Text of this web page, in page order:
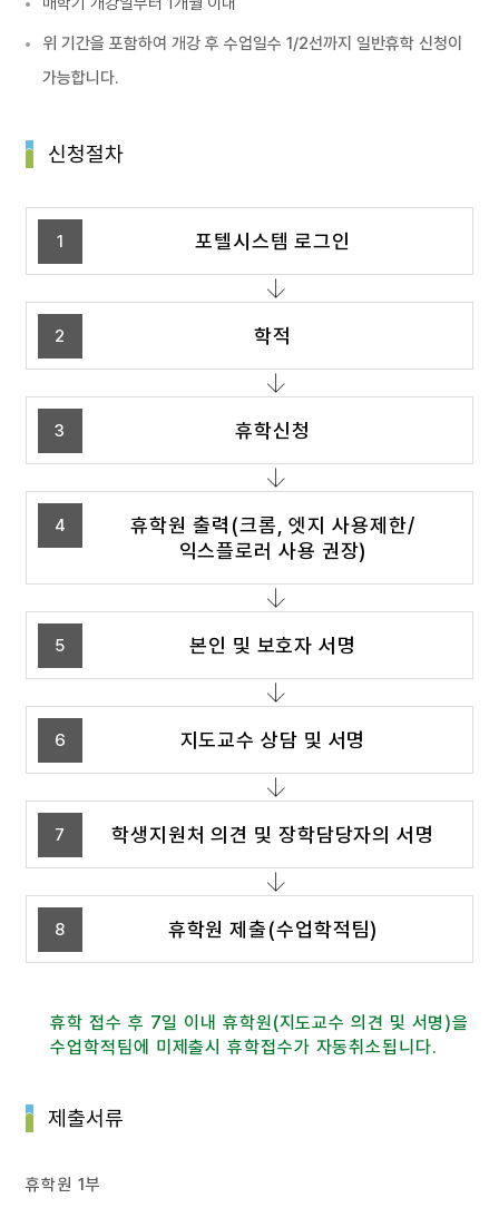
위 기간을 포함하여 개강 후 수업일수 1/2선까지 일반휴학 신청이
가능합니다.
신청절차
1 포텔시스템 로그인
2 학적
3 휴학신청
4
휴학원 출력(크롬, 엣지 사용제한/
익스플로러 사용 권장)
5 본인 및 보호자 서명
6 지도교수 상담 및 서명
7 학생지원처 의견 및 장학담당자의 서명
8 휴학원 제출(수업학적팀)
휴학 접수 후 7일 이내 휴학원(지도교수 의견 및 서명)을
수업학적팀에 미제출시 휴학접수가 자동취소됩니다.
제출서류
휴학원 1부